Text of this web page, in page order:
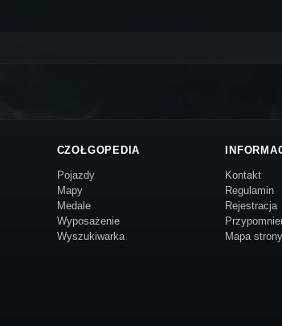
CZOŁGOPEDIA
Pojazdy
Mapy
Medale
Wyposażenie
Wyszukiwarka
Kontakt
Regulamin
Rejestracja
Mapa